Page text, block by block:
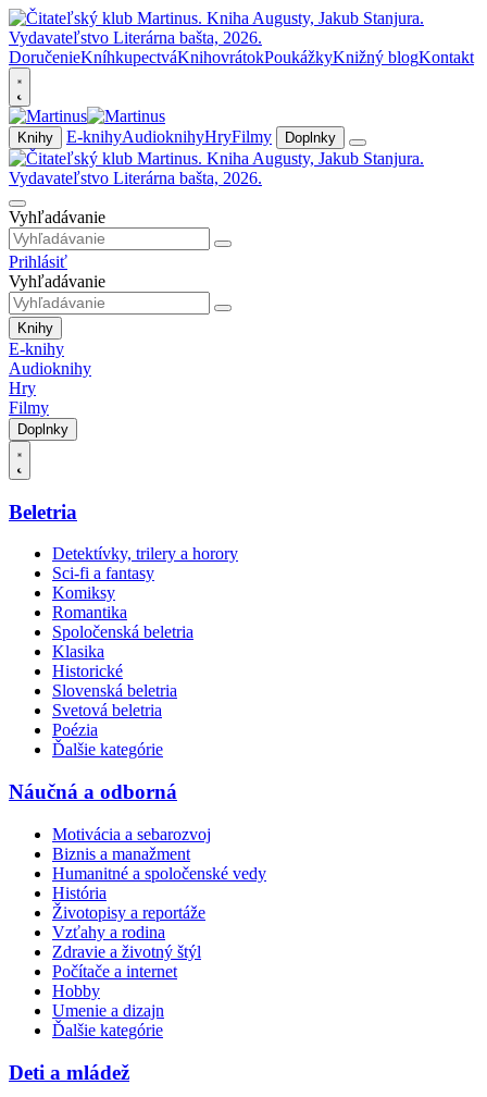
DoručenieKníhkupectváKnihovrátokPoukážkyKnižný blogKontakt
Knihy E-knihyAudioknihyHryFilmy Doplnky
Vyhľadávanie
Prihlásiť
Vyhľadávanie
Knihy
E-knihy
Audioknihy
Hry
Filmy
Doplnky
Beletria
Detektívky, trilery a horory
Sci-fi a fantasy
Komiksy
Romantika
Spoločenská beletria
Klasika
Historické
Slovenská beletria
Svetová beletria
Poézia
Ďalšie kategórie
Náučná a odborná
Motivácia a sebarozvoj
Biznis a manažment
Humanitné a spoločenské vedy
História
Životopisy a reportáže
Vzťahy a rodina
Zdravie a životný štýl
Počítače a internet
Hobby
Umenie a dizajn
Ďalšie kategórie
Deti a mládež